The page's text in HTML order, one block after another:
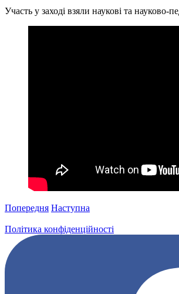
Участь у заході взяли наукові та науково-
Попередня Наступна
Політика конфіденційності